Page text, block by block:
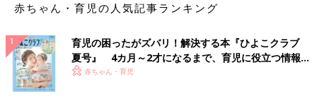
赤ちゃん・育児の人気記事ランキング
育児の困ったがズバリ！解決する本『ひよこクラブ
夏号』 4カ月～2才になるまで、育児に役立つ情報が
いっぱい！
赤ちゃん・育児